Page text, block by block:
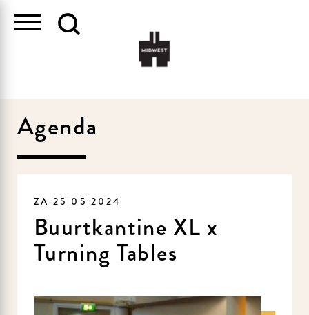
Agenda
ZA 25|05|2024
Buurtkantine XL x
Turning Tables